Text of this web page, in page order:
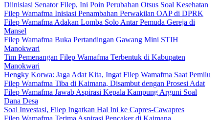
Diinisiasi Senator Filep, Ini Poin Perubahan Otsus Soal Kesehatan
Filep Wamafma Inisiasi Penambahan Perwakilan OAP di DPRK
Filep Wamafma Adakan Lomba Solo Antar Pemuda Gereja di
Mansel
Filep Wamafma Buka Pertandingan Gawang Mini STIH
Manokwari
Tim Pemenangan Filep Wamafma Terbentuk di Kabupaten
Manokwari
Hengky Korwa: Jaga Adat Kita, Ingat Filep Wamafma Saat Pemilu
Filep Wamafma Tiba di Kaimana, Disambut dengan Prosesi Adat
Filep Wamafma Jawab Aspirasi Kepala Kampung Arguni Soal
Dana Desa
Soal Investasi, Filep Ingatkan Hal Ini ke Capres-Cawapres
Filep Wamafma Terima Aspirasi Pencaker di Kaimana